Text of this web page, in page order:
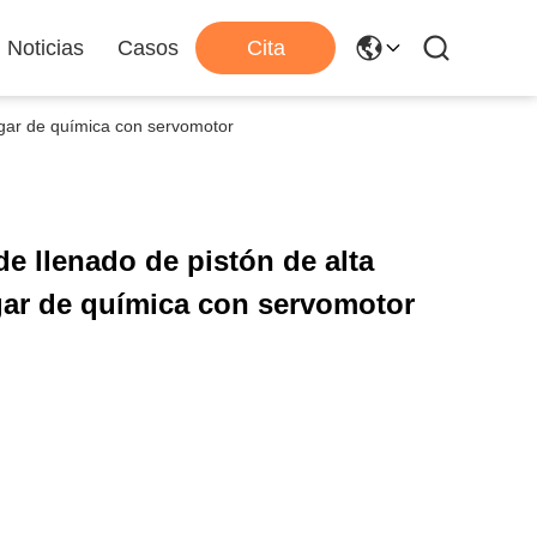
Noticias Casos Cita
de química con servomotor
llenado de pistón de alta
de química con servomotor